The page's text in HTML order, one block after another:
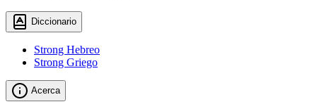
Diccionario
Strong Hebreo
Strong Griego
Acerca